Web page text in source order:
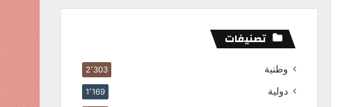
تصنيفات
وطنية 2٬303
دولية 1٬169